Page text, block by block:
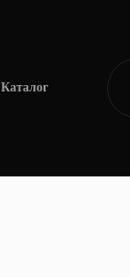
Каталог